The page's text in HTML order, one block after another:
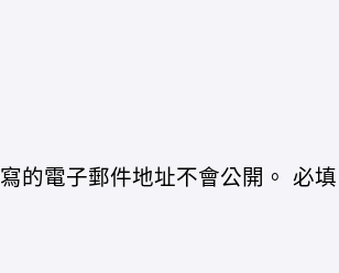
的電子郵件地址不會公開。 必填